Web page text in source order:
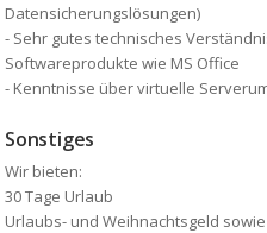
Datensicherungslösungen)
- Sehr gutes technisches
Softwareprodukte wie MS Office
- Kenntnisse über virtuelle
Sonstiges
Wir bieten:
30 Tage Urlaub
Urlaubs- und Weihnachtsgeld sowie